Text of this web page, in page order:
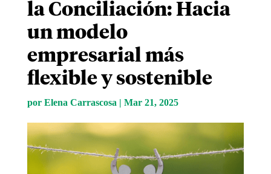
la Conciliación: Hacia
un modelo
empresarial más
flexible y sostenible
por Elena Carrascosa | Mar 21, 2025